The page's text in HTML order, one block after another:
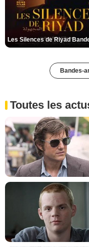
Bandes-
Toutes les